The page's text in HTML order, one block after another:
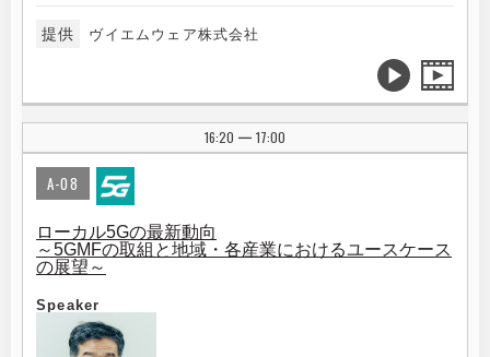
提供 ヴイエムウェア株式会社
16:20 | 17:00
A-08
ローカル5Gの最新動向
～5GMFの取組と地域・各産業におけるユースケース
の展望～
Speaker